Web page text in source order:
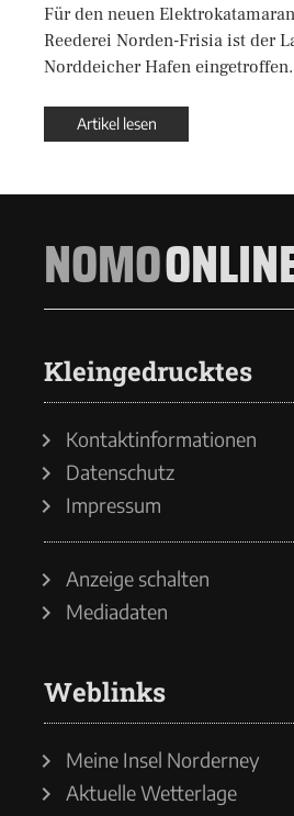
Für den neuen
Reederei Norden-Frisia ist der
Norddeicher Hafen
Artikel lesen
NOMO
Kleingedrucktes
Kontaktinformationen
Datenschutz
Impressum
Anzeige schalten
Mediadaten
Weblinks
Meine Insel Norderney
Aktuelle Wetterlage